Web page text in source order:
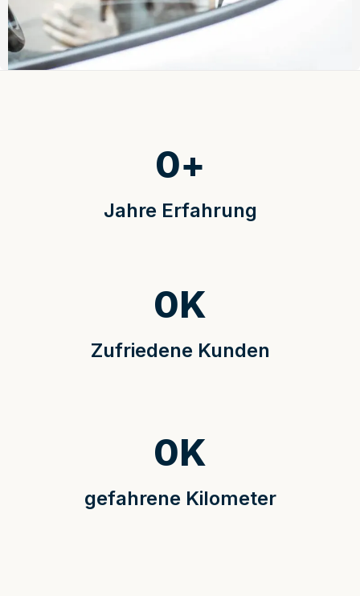
Jahre Erfahrung
0+
Zufriedene Kunden
0K
gefahrene Kilometer
0K